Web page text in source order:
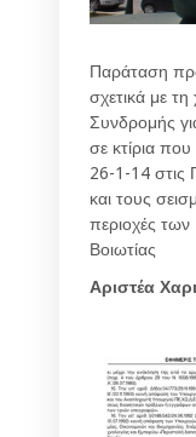
Παράταση
σχετικά με
Συνδρομής
σε κτίρια
26-1-14 στις
και τους
περιοχές
Βοιωτίας
Αριστέα